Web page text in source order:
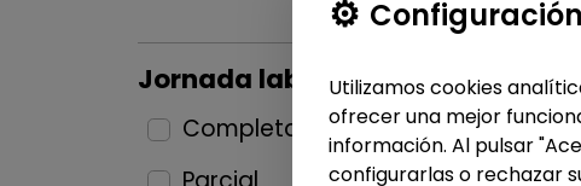
Jornada laboral
Completa
27
Utilizamos cookies
ofrecer una mejor
información. Al pulsar
configurarlas o rechazar